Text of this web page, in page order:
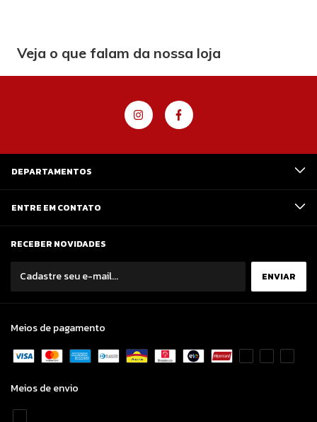
Veja o que falam da nossa loja
DEPARTAMENTOS
ENTRE EM CONTATO
RECEBER NOVIDADES
Meios de pagamento
Meios de envio